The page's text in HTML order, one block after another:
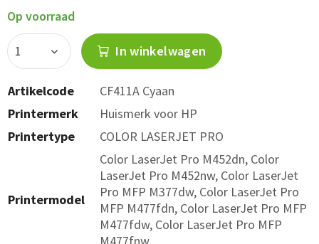
Op voorraad
In winkelwagen
Artikelcode
CF411A Cyaan
Printermerk
Huismerk voor HP
Printertype
COLOR LASERJET PRO
Printermodel
Color LaserJet Pro M452dn, Color
LaserJet Pro M452nw, Color LaserJet
Pro MFP M377dw, Color LaserJet Pro
MFP M477fdn, Color LaserJet Pro MFP
M477fdw, Color LaserJet Pro MFP